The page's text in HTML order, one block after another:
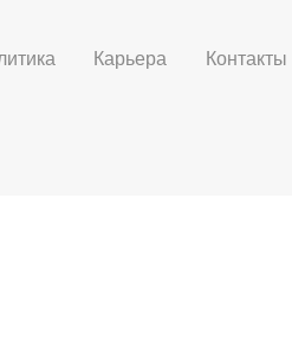
Контакты
Карьера